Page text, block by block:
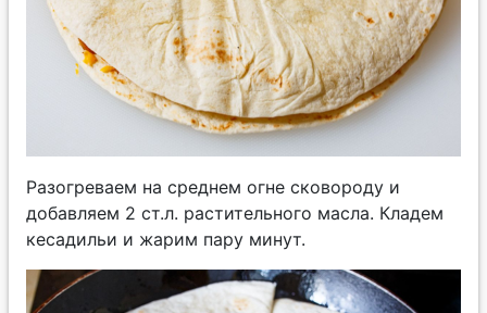
Разогреваем на среднем огне сковороду и
добавляем 2 ст.л. растительного масла. Кладем
кесадильи и жарим пару минут.